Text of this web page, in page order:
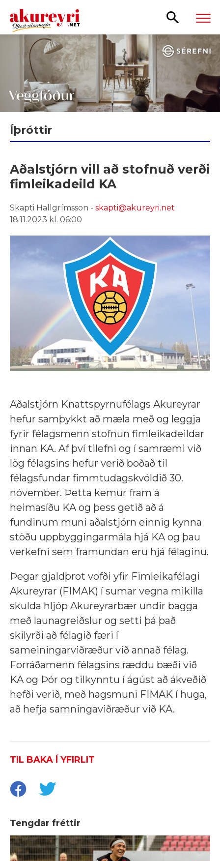
Leita
Íþróttir
Aðalstjórn vill að stofnuð verði
fimleikadeild KA
Skapti Hallgrímsson - skapti@akureyri.net
18.11.2023 kl. 06:00
Aðalstjórn Knattspyrnufélags Akureyrar
hefur samþykkt að mæla með og leggja
fyrir félagsmenn stofnun fimleikadeildar
innan KA. Af því tilefni og í samræmi við
lög félagsins hefur verið boðað til
félagsfundar fimmtudagskvöldið 30.
nóvember. Þetta kemur fram á
heimasíðu KA og þess getið að á
fundinum muni aðalstjórn einnig kynna
stöðu uppbyggingarmála hjá KA og þau
verkefni sem framundan eru hjá félaginu.
Þegar gjaldþrot vofði yfir Fimleikafélagi
Akureyrar (FIMAK) í sumar vegna mikilla
skulda hljóp Akureyrarbær undir bagga
með launagreiðslur og setti þá það
skilyrði að félagið færi í
sameiningarviðræður við annað félag.
Forráðamenn félagsins ræddu bæði við
KA og Þór og tilkynntu í ágúst að ákveðið
hefði verið, með hagsmuni FIMAK í huga,
að hefja samningaviðræður við KA.
TIL BAKA Í YFIRLIT
Tengdar fréttir